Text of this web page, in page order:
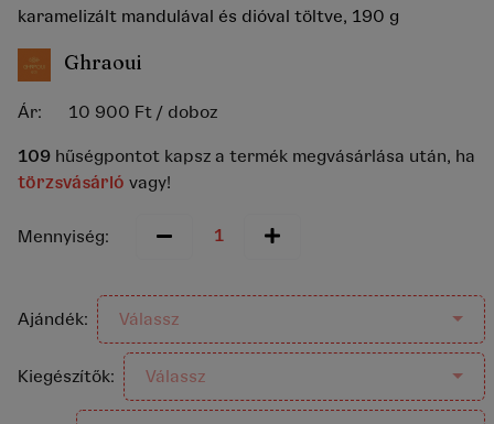
karamelizált mandulával és dióval töltve, 190 g
Ghraoui
Ár: 10 900 Ft / doboz
109 hűségpontot kapsz a termék megvásárlása után, ha
törzsvásárló vagy!
Mennyiség:
Ajándék: Válassz
Kiegészítők: Válassz